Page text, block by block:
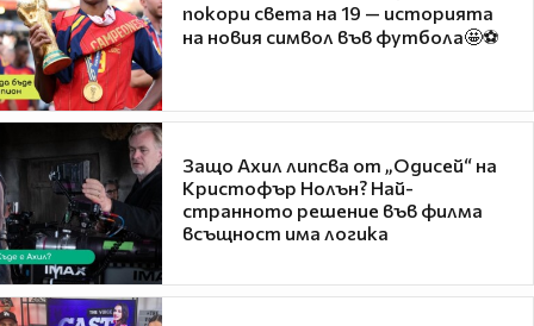
покори света на 19 — историята
на новия символ във футбола🤩⚽
Защо Ахил липсва от „Одисей“ на
Кристофър Нолън? Най-
странното решение във филма
всъщност има логика